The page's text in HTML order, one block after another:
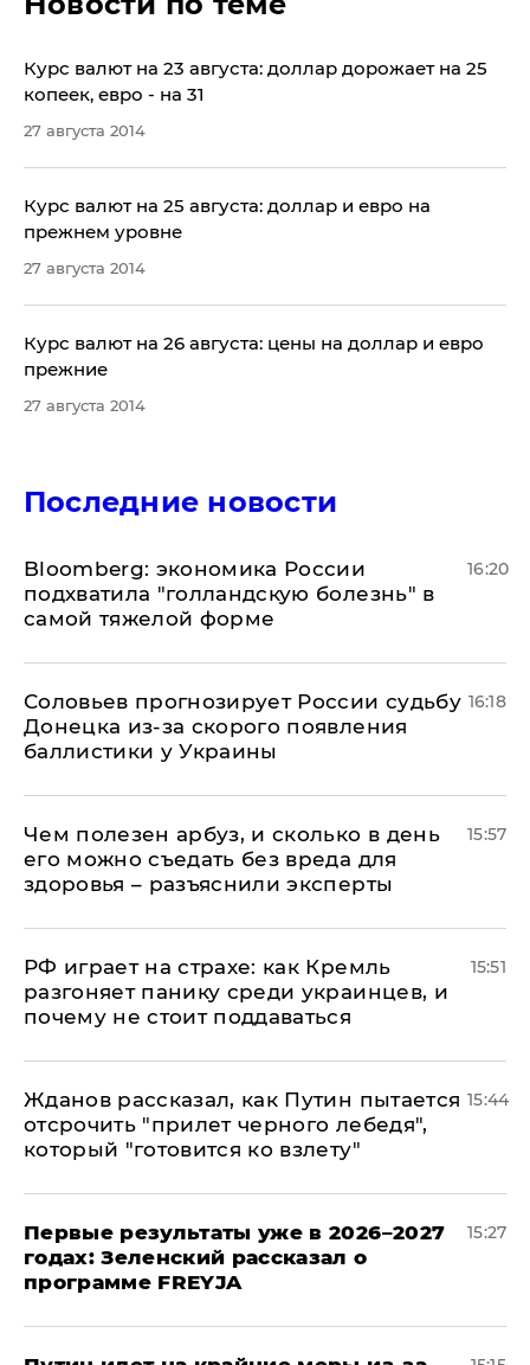
Курс валют на 23 августа: доллар дорожает на 25
копеек, евро - на 31
27 августа 2014
Курс валют на 25 августа: доллар и евро на
прежнем уровне
27 августа 2014
Курс валют на 26 августа: цены на доллар и евро
прежние
27 августа 2014
Последние новости
Bloomberg: экономика России
подхватила "голландскую болезнь" в
самой тяжелой форме
16:20
Соловьев прогнозирует России судьбу
Донецка из-за скорого появления
баллистики у Украины
16:18
Чем полезен арбуз, и сколько в день
его можно съедать без вреда для
здоровья – разъяснили эксперты
15:57
РФ играет на страхе: как Кремль
разгоняет панику среди украинцев, и
почему не стоит поддаваться
15:51
Жданов рассказал, как Путин пытается
отсрочить "прилет черного лебедя",
который "готовится ко взлету"
15:44
Первые результаты уже в 2026–2027
годах: Зеленский рассказал о
программе FREYJA
15:27